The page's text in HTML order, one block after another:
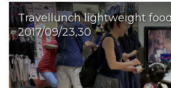
Travellunch lightweight food
2017/09/23,30